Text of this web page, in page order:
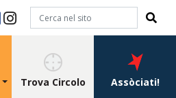
Trova Circolo Assòciati!